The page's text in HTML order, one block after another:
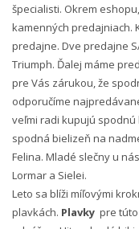
špecialisti. Okrem
kamenných predajniach.
predajne. Dve predajne
Triumph. Ďalej máme
pre Vás zárukou, že
odporučíme
veľmi radi kupujú
spodná bielizeň na
Felina. Mladé slečny u
Lormar a Sielei.
Leto sa blíži míľovými
plavkách. Plavky pre